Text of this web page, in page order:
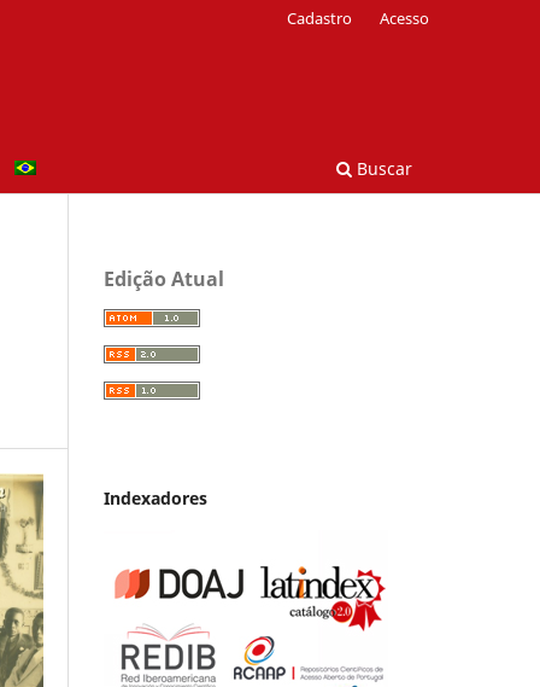
Buscar
Cadastro Acesso
Edição Atual
Indexadores